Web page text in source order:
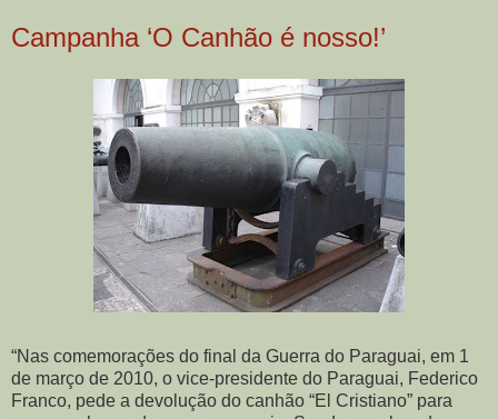
Campanha ‘O Canhão é nosso!’
“Nas comemorações do final da Guerra do Paraguai, em 1
de março de 2010, o vice-presidente do Paraguai, Federico
Franco, pede a devolução do canhão “El Cristiano” para